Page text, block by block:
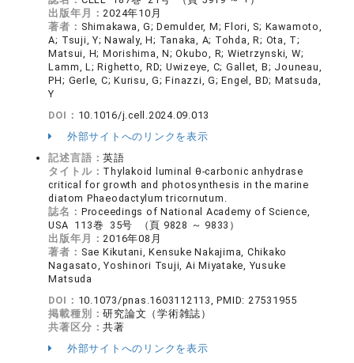
出版年月：2024年10月
著者： Shimakawa, G; Demulder, M; Flori, S; Kawamoto,
A; Tsuji, Y; Nawaly, H; Tanaka, A; Tohda, R; Ota, T;
Matsui, H; Morishima, N; Okubo, R; Wietrzynski, W;
Lamm, L; Righetto, RD; Uwizeye, C; Gallet, B; Jouneau,
PH; Gerle, C; Kurisu, G; Finazzi, G; Engel, BD; Matsuda,
Y
DOI： 10.1016/j.cell.2024.09.013
外部サイトへのリンクを表示
記述言語：英語
タイトル： Thylakoid luminal θ-carbonic anhydrase
critical for growth and photosynthesis in the marine
diatom Phaeodactylum tricornutum.
誌名： Proceedings of National Academy of Science,
USA 113巻 35号 （頁 9828 ～ 9833）
出版年月：2016年08月
著者： Sae Kikutani, Kensuke Nakajima, Chikako
Nagasato, Yoshinori Tsuji, Ai Miyatake, Yusuke
Matsuda
DOI： 10.1073/pnas.1603112113, PMID: 27531955
掲載種別：研究論文（学術雑誌）
共著区分：共著
外部サイトへのリンクを表示